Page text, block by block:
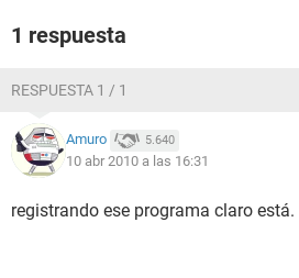
1 respuesta
RESPUESTA 1 / 1
Amuro 5.640
10 abr 2010 a las 16:31
registrando ese programa claro está.